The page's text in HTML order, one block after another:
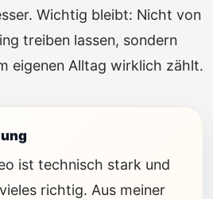
Wichtig bleibt: Nicht von
treiben lassen, sondern
eigenen Alltag wirklich zählt.
ist technisch stark und
richtig. Aus meiner